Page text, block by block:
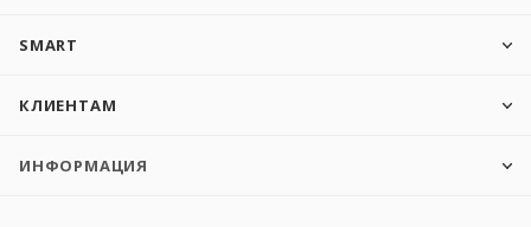
SMART
КЛИЕНТАМ
ИНФОРМАЦИЯ